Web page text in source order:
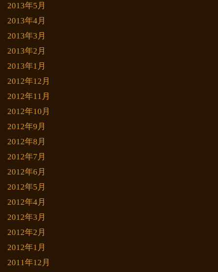
2013年5月
2013年4月
2013年3月
2013年2月
2013年1月
2012年12月
2012年11月
2012年10月
2012年9月
2012年8月
2012年7月
2012年6月
2012年5月
2012年4月
2012年3月
2012年2月
2012年1月
2011年12月